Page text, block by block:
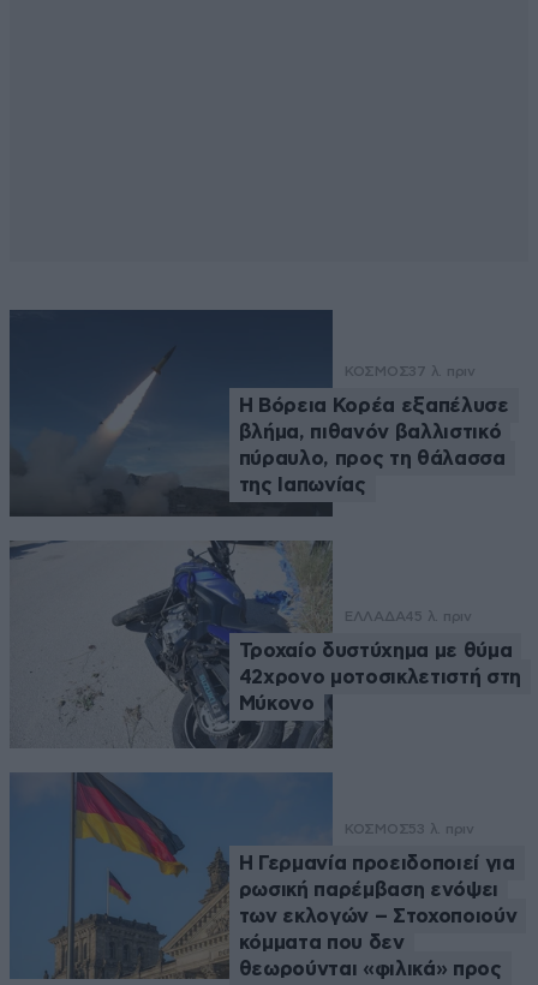
ΚΟΣΜΟΣ37 λ. πριν
Η Βόρεια Κορέα εξαπέλυσε
βλήμα, πιθανόν βαλλιστικό
πύραυλο, προς τη θάλασσα
της Ιαπωνίας
ΕΛΛΑΔΑ45 λ. πριν
Τροχαίο δυστύχημα με θύμα
42χρονο μοτοσικλετιστή στη
Μύκονο
ΚΟΣΜΟΣ53 λ. πριν
Η Γερμανία προειδοποιεί για
ρωσική παρέμβαση ενόψει
των εκλογών – Στοχοποιούν
κόμματα που δεν
θεωρούνται «φιλικά» προς